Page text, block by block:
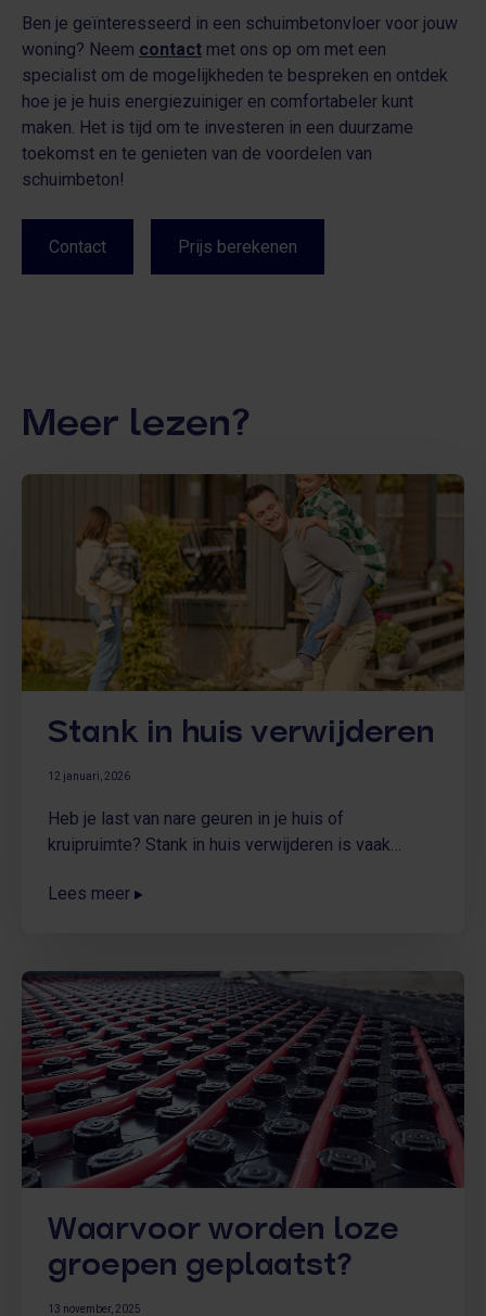
Ben je geïnteresseerd in een schuimbetonvloer voor jouw
woning? Neem contact met ons op om met een
specialist om de mogelijkheden te bespreken en ontdek
hoe je je huis energiezuiniger en comfortabeler kunt
maken. Het is tijd om te investeren in een duurzame
toekomst en te genieten van de voordelen van
schuimbeton!
Contact Prijs berekenen
Meer lezen?
Stank in huis verwijderen
12 januari, 2026
Heb je last van nare geuren in je huis of
kruipruimte? Stank in huis verwijderen is vaak
onderliggende vochtproblemen, schimmel, slechte
oplossing om deze problemen aan te pakken.
Lees meer
Waarvoor worden loze
groepen geplaatst?
13 november, 2025